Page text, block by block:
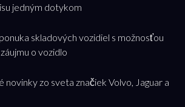
jedným dotykom
skladových vozidiel s možnosťou
o vozidlo
zo sveta značiek Volvo, Jaguar a